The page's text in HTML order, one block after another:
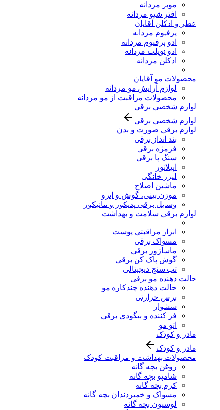
موبر مردانه
افتر شیو مردانه
عطر و ادکلن آقایان
پرفیوم مردانه
ادو پرفیوم مردانه
ادو تویلت مردانه
ادکلن مردانه
محصولات مو آقایان
لوازم آرایش مو مردانه
محصولات مراقبت از مو مردانه
لوازم شخصی برقی
لوازم شخصی برقی
لوازم برقی صورت و بدن
بند انداز برقی
فرمژه برقی
سنگ پا برقی
اپیلاتور
لیزر خانگی
ماشین اصلاح
موزن بینی، گوش و ابرو
وسایل برقی پدیکور و مانیکور
لوازم برقی سلامت و بهداشت
ابزار مراقبتی پوست
مسواک برقی
ماساژور برقی
گوش پاک کن برقی
تب سنج دیجیتالی
حالت دهنده مو برقی
حالت دهنده چندکاره مو
برس حرارتی
سشوار
فر کننده و بیگودی برقی
اتو مو
مادر و کودک
مادر و کودک
محصولات بهداشت و مراقبت کودک
روغن بچه گانه
شامپو بچه گانه
کرم بچه گانه
مسواک و خمیردندان بچه گانه
لوسیون بچه گانه